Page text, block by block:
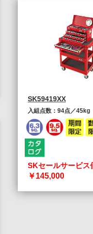
SK59419XX
入組点数：94点／45kg
SKセールサービス
￥145,000